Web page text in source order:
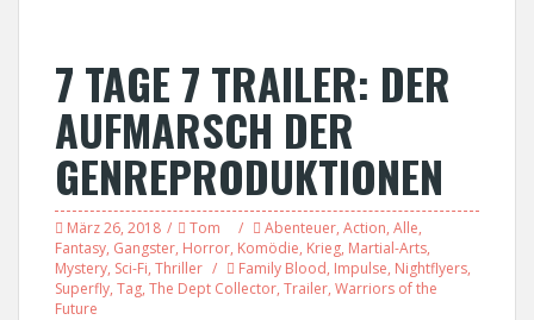
7 TAGE 7 TRAILER: DER
AUFMARSCH DER
GENREPRODUKTIONEN
März 26, 2018 Tom Abenteuer, Action, Alle,
Fantasy, Gangster, Horror, Komödie, Krieg, Martial-Arts,
Mystery, Sci-Fi, Thriller Family Blood, Impulse, Nightflyers,
Superfly, Tag, The Dept Collector, Trailer, Warriors of the
Future